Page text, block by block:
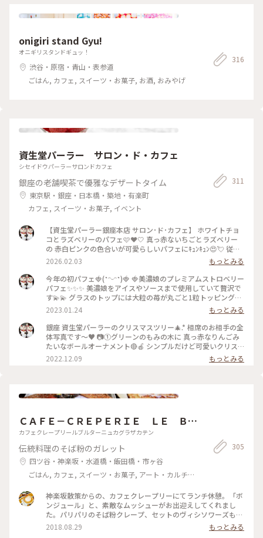
onigiri stand Gyu!
オニギリスタンドギュッ！
渋谷・原宿・青山・表参道
ごはん, カフェ, スイーツ・お菓子, お酒, おみやげ
316
資生堂パーラー サロン・ド・カフェ
シセイドウパーラーサロンドカフェ
銀座の老舗喫茶で優雅なデザートタイム
東京駅・銀座・日本橋・築地・有楽町
カフェ, スイーツ・お菓子, イベント
311
【資生堂パーラー銀座本店 サロン･ド･カフェ】 ホワイトチョ
コとラズベリーのパフェ🩷❤️‎🤍 真っ赤ないちごとラズベリー
の 赤白ピンクの色合いが可愛らしいパフェにｷｭﾝｷｭﾝ😍💘 従姉
妹とふたりでモーニングパフェです👭 * 真っ白なリネンのテー
ブルクロスの上に カトラリーを並べてもらうところから 特別
な時間が始まります🔔\(˘͈ᵕ ˘͈♡)ஐ この幸せな時間がずーっと続
いて欲しいと願いながら ひとくちずつゆっくりと味わいまし
た😊 * シェルみたいな素敵なソファーには やっぱり座れなか
った〰️🛋⸝⸝🤣 ふたりだからもしかしてと 期待したんだけどな
ぁ👉👈 * フレッシュラズベリー、ラズベリークリーム、ラズ
ベリーシャーベット🎀💕💓💗 可愛くて甘酸っぱいラズベリー
を楽しみました💖 ほわほわの白い綿菓子がチャーミング𓈒𓂂◌𓂂𓏸
* ⚠️1月限定のパフェでしたので 現在はメニューが変わってい
ます。 2月は 岐阜県産「濃姫」、福島県産「ふくはる香」、静
岡県産「ももかベリー」、埼玉県産「べにたま」などのスペシ
#ふたりっぷ銀座 つづく、 * #開運旅 #ことりっぷ東京 #銀座 #
サロンドカフェ #ホワイトチョコとラズベリーのパフェ #毎日
がいちごフェア #銀座カフェ #携帯写真 #fumitubu #ふみつ
ぶ〜ぬ #fumiparfait2026
2026.02.03
もっとみる
今年の初パフェ🍓(˶ᵔᵕᵔ˶)🍓 🍓美濃娘のプレミアムストロベリー
パフェ✨✨✨ 美濃娘をアイスやソースまで使用していて贅沢で
す💫💫 グラスのトップには大粒の苺が丸ごと1粒トッピング‼️
大きくぽってりとしたフォルムがなんて愛らしい🥰 美濃娘の
パフェは数量限定 岐阜県揖斐郡産の苺で果肉が真っ白で 甘さ
と酸味のバランスがとても良いのが特徴です𓏸𓂂𓈒🍓𓈒𓂂𓏸♡ * 苺の
あま〜い香りをかぎながら 幸せすぎる初パフェでした✨✨💫
✨✨ * カトラリーを並べてもらうところから 特別な時間が始ま
ります 😆💗💗 トッピングの苺が大きすぎるので、取り皿に移
してナイフで小さく切って食べました😆 資生堂パーラーさん
*:.。.:*💐🍃💐゜*:.。 * 📷2023.1.17 東京では珍しい岐阜県産の
ジーの世界 #Myことりっぷ #ことりっぷ東京 #銀座 #銀座スイ
ーツ #銀座パフェ #資生堂パーラー #資生堂パーラーサロンド
カフェ #いちごパフェ #美濃娘のプレミアムストロベリーパフ
ェ #毎日がいちごフェア🍓 #お写ルン歩 #カメラ #fumitubu #
ふみつぶ〜ぬ
2023.01.24
もっとみる
銀座 資生堂パーラーのクリスマスツリー🎄.* 相席のお相手の全
体写真です〜♥️ 📷①グリーンのもみの木に 真っ赤なりんごみ
たいなボールオーナメント🔴🍎 シンプルだけど可愛いクリス
マスカラーです😊 📷②🎄.*天井まで届くほど😳‪….ᐟ‪‪‪.ᐟ‪‪‪.ᐟ‪‪‪ 📷③オー
ナメントのもうひとつは🥄 真っ赤なスプーンに資生堂の真っ
テーブルの真っ白なクロスの上にはお花のオブジェが飾られて
ことりっぷ #ことりっぷ東京 #銀座 #資生堂パーラーサロンド
カフェ #資生堂パーラー #パフェ #銀座パフェ #銀座スイーツ #
毎日がメリークリスマス #ハッピーメリークリスマス #クリス
マスツリー #カメラ #fumitubu #ふみつぶ〜ぬ
2022.12.09 もっとみる
ＣＡＦＥ－ＣＲＥＰＥＲＩＥ ＬＥ ＢＲ
ＥＴＡＧＮＥ 神楽坂店
カフェクレープリールブルターニュカグラザカテン
伝統料理のそば粉のガレット
四ツ谷・神楽坂・水道橋・飯田橋・市ヶ谷
ごはん, カフェ, スイーツ・お菓子, アート・カルチャ
305
神楽坂散策からの、カフェクレープリーにてランチ休憩。「ボ
ンジュール」と、素敵なムッシューがお出迎えしてくれまし
た。パリパリのそば粉クレープ、セットのヴィシソワーズも美
味しかったです。
2018.08.29
もっとみる